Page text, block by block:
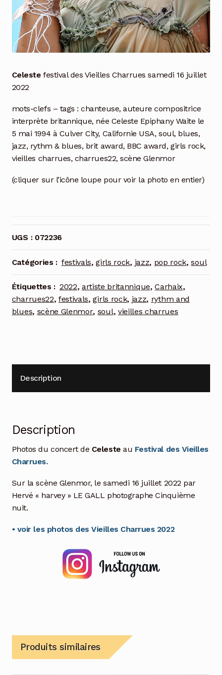
Celeste festival des Vieilles Charrues samedi 16 juillet
2022
mots-clefs – tags : chanteuse, auteure compositrice
interprète britannique, née Celeste Epiphany Waite le
5 mai 1994 à Culver City, Californie USA, soul, blues,
jazz, rythm & blues, brit award, BBC award, girls rock,
vieilles charrues, charrues22, scène Glenmor
(cliquer sur l’icône loupe pour voir la photo en entier)
UGS : 072236
Catégories : festivals,girls rock, jazz, pop rock,soul
Étiquettes : 2022, artiste britannique,Carhaix,
charrues22, festivals,girls rock, jazz, rythm and
blues, scène Glenmor, soul, vieilles charrues
Description
Description
Photos du concert de Celeste au Festival des Vieilles
Charrues.
Sur la scène Glenmor, le samedi 16 juillet 2022 par
Hervé « harvey » LE GALL photographe Cinquième
nuit.
• voir les photos des Vieilles Charrues 2022
Produits similaires